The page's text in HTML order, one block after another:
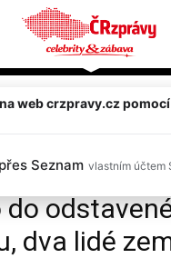
Top 2
do
dva lidé
web crzpravy.cz
Seznam vlastním účtem